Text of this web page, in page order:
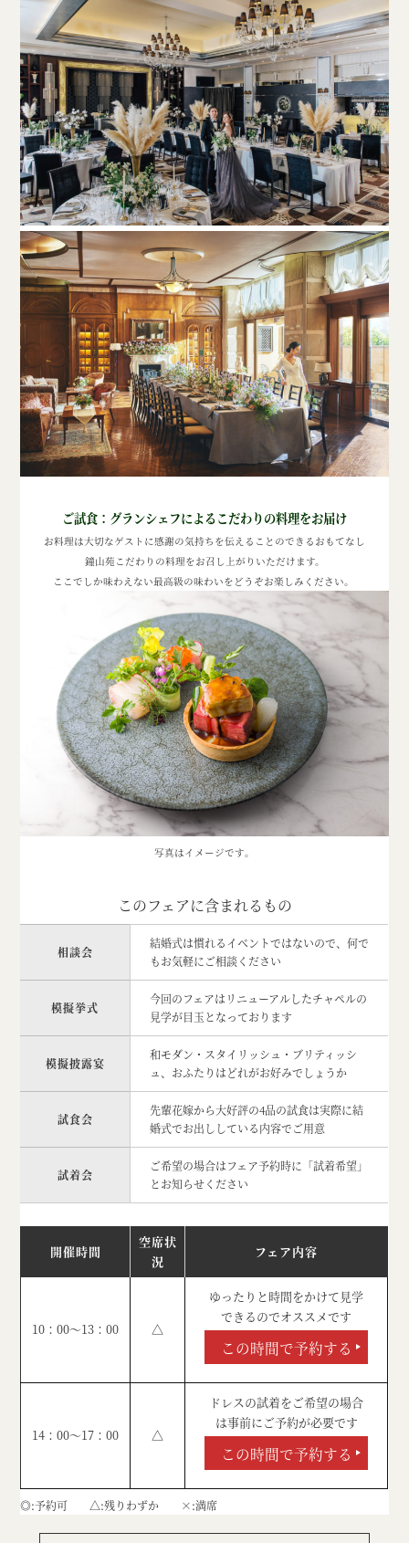
ご試食： グランシェフによるこだわりの料理をお届け
お料理は大切なゲストに感謝の気持ちを伝えることのできるおもてなし
鐘山苑こだわりの料理をお召し上がりいただけます。
ここでしか味わえない最高級の味わいをどうぞお楽しみください。
写真はイメージです。
このフェアに含まれるもの
相談会
結婚式は慣れるイベントではないので、何で
もお気軽にご相談ください
模擬挙式
今回のフェアはリニューアルしたチャペルの
見学が目玉となっております
模擬披露宴
和モダン・スタイリッシュ・ブリティッシ
ュ、おふたりはどれがお好みでしょうか
試食会
先輩花嫁から大好評の4品の試食は実際に結
婚式でお出ししている内容でご用意
試着会
ご希望の場合はフェア予約時に「試着希望」
とお知らせください
開催時間
空席状
況
フェア内容
10：00～13：00 △
ゆったりと時間をかけて見学
できるのでオススメです
この時間で予約する
14：00～17：00 △
ドレスの試着をご希望の場合
は事前にご予約が必要です
この時間で予約する
◎ 予約可 △ 残りわずか × 満席